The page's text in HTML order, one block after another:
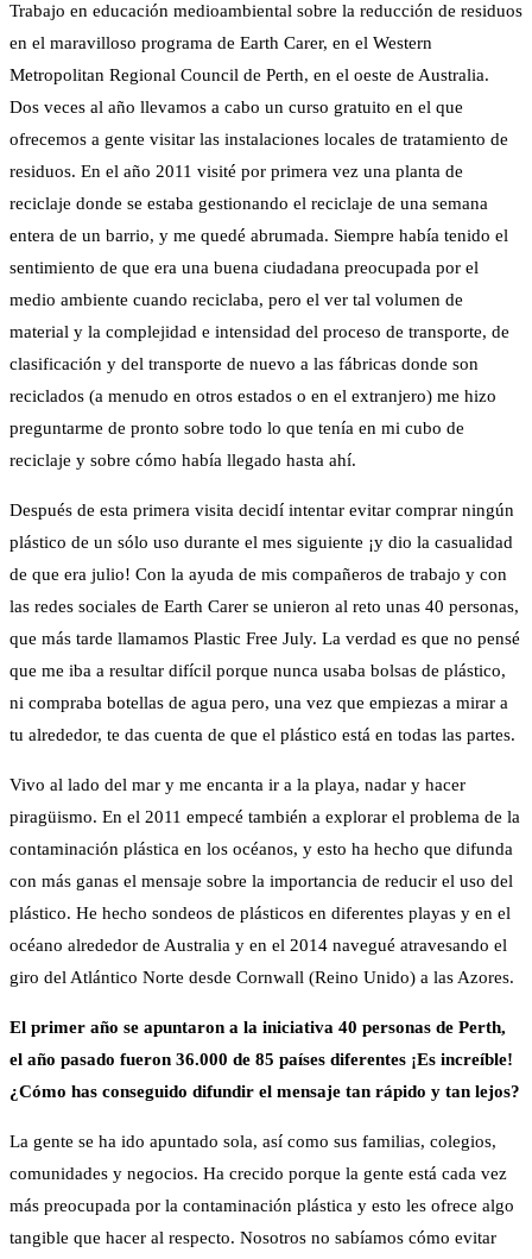
Trabajo en educación medioambiental sobre la reducción de residuos
en el maravilloso programa de Earth Carer, en el Western
Metropolitan Regional Council de Perth, en el oeste de Australia.
Dos veces al año llevamos a cabo un curso gratuito en el que
ofrecemos a gente visitar las instalaciones locales de tratamiento de
residuos. En el año 2011 visité por primera vez una planta de
reciclaje donde se estaba gestionando el reciclaje de una semana
entera de un barrio, y me quedé abrumada. Siempre había tenido el
sentimiento de que era una buena ciudadana preocupada por el
medio ambiente cuando reciclaba, pero el ver tal volumen de
material y la complejidad e intensidad del proceso de transporte, de
clasificación y del transporte de nuevo a las fábricas donde son
reciclados (a menudo en otros estados o en el extranjero) me hizo
preguntarme de pronto sobre todo lo que tenía en mi cubo de
reciclaje y sobre cómo había llegado hasta ahí.
Después de esta primera visita decidí intentar evitar comprar ningún
plástico de un sólo uso durante el mes siguiente ¡y dio la casualidad
de que era julio! Con la ayuda de mis compañeros de trabajo y con
las redes sociales de Earth Carer se unieron al reto unas 40 personas,
que más tarde llamamos Plastic Free July. La verdad es que no pensé
que me iba a resultar difícil porque nunca usaba bolsas de plástico,
ni compraba botellas de agua pero, una vez que empiezas a mirar a
tu alrededor, te das cuenta de que el plástico está en todas las partes.
Vivo al lado del mar y me encanta ir a la playa, nadar y hacer
piragüismo. En el 2011 empecé también a explorar el problema de la
contaminación plástica en los océanos, y esto ha hecho que difunda
con más ganas el mensaje sobre la importancia de reducir el uso del
plástico. He hecho sondeos de plásticos en diferentes playas y en el
océano alrededor de Australia y en el 2014 navegué atravesando el
giro del Atlántico Norte desde Cornwall (Reino Unido) a las Azores.
El primer año se apuntaron a la iniciativa 40 personas de Perth,
el año pasado fueron 36.000 de 85 países diferentes ¡Es increíble!
¿Cómo has conseguido difundir el mensaje tan rápido y tan lejos?
La gente se ha ido apuntado sola, así como sus familias, colegios,
comunidades y negocios. Ha crecido porque la gente está cada vez
más preocupada por la contaminación plástica y esto les ofrece algo
tangible que hacer al respecto. Nosotros no sabíamos cómo evitar